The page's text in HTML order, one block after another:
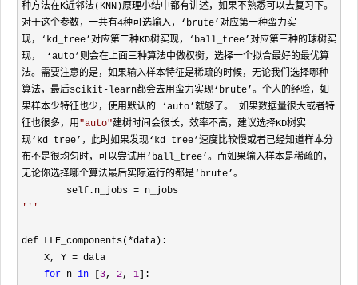
种方法在K近邻法(KNN)原理小结中都有讲述，如果不熟悉可以去复习下。
对于这个参数，一共有4种可选输入，‘brute’对应第一种蛮力实
现，‘kd_tree’对应第二种KD树实现，‘ball_tree’对应第三种的球树实
现， ‘auto’则会在上面三种算法中做权衡，选择一个拟合最好的最优算
法。需要注意的是，如果输入样本特征是稀疏的时候，无论我们选择哪种
算法，最后scikit-learn都会去用蛮力实现‘brute’。个人的经验，如
果样本少特征也少，使用默认的 ‘auto’就够了。 如果数据量很大或者特
征也很多，用"auto"建树时间会很长，效率不高，建议选择KD树实
现‘kd_tree’，此时如果发现‘kd_tree’速度比较慢或者已经知道样本分
布不是很均匀时，可以尝试用‘ball_tree’。而如果输入样本是稀疏的，
无论你选择哪个算法最后实际运行的都是‘brute’。
        self.n_jobs
=
def LLE_components( *data):
    X, Y
= data
for n in 3, 2, 1 ]: